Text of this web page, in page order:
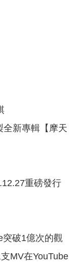
全新專輯【摩天
重磅發行
突破1億次的觀
MV在YouTube